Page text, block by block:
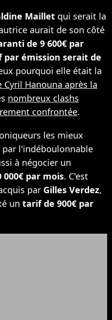
Maillet qui serait la
aurait de son côté
de 9 600€ par
par émission serait de
pourquoi elle était la
Hanouna après la
nombreux clashs
confrontée.
les mieux
l'indéboulonnable
à négocier un
par mois. C'est
par Gilles Verdez,
un tarif de 900€ par